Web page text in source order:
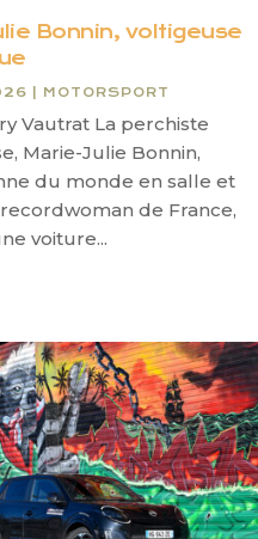
Bonnin, voltigeuse
MOTORSPORT
Vautrat La perchiste
Marie-Julie Bonnin,
du monde en salle et
de France,
voiture...